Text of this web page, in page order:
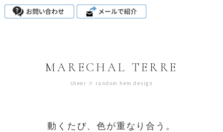
MARECHAL TERRE
sheer × random hem design
動くたび、色が重なり合う。